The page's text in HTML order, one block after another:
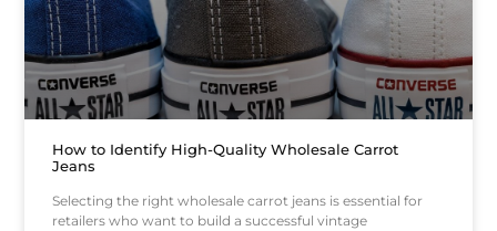
How to Identify High-Quality Wholesale Carrot
Jeans
Selecting the right wholesale carrot jeans is essential for
retailers who want to build a successful vintage